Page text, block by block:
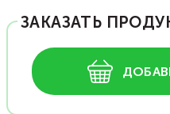
ЗАКАЗАТЬ